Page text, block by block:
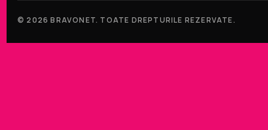
© 2026 BRAVONET. TOATE DREPTURILE REZERVATE.